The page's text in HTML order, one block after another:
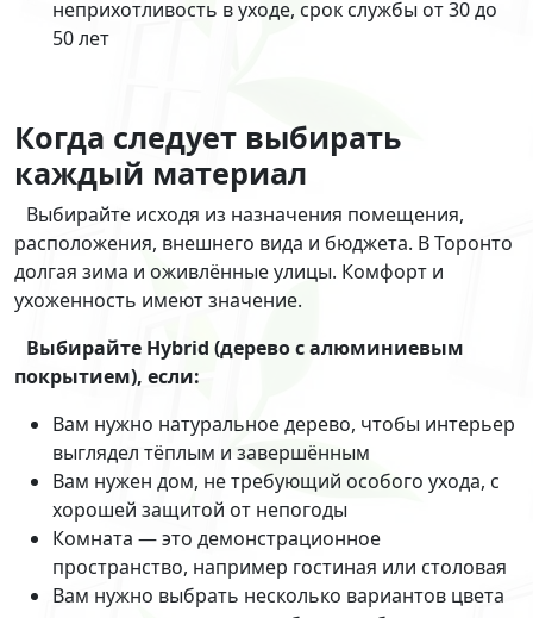
неприхотливость в уходе, срок службы от 30 до
50 лет
Когда следует выбирать
каждый материал
Выбирайте исходя из назначения помещения,
расположения, внешнего вида и бюджета. В Торонто
долгая зима и оживлённые улицы. Комфорт и
ухоженность имеют значение.
Выбирайте Hybrid (дерево с алюминиевым
покрытием), если:
Вам нужно натуральное дерево, чтобы интерьер
выглядел тёплым и завершённым
Вам нужен дом, не требующий особого ухода, с
хорошей защитой от непогоды
Комната — это демонстрационное
пространство, например гостиная или столовая
Вам нужно выбрать несколько вариантов цвета